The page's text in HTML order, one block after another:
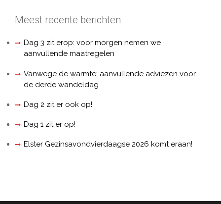
Meest recente berichten
Dag 3 zit erop: voor morgen nemen we
aanvullende maatregelen
Vanwege de warmte: aanvullende adviezen voor
de derde wandeldag
Dag 2 zit er ook op!
Dag 1 zit er op!
Elster Gezinsavondvierdaagse 2026 komt eraan!